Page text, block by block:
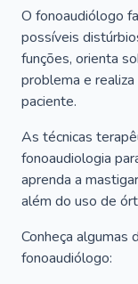
O fonoaudiólogo
possíveis
funções, orienta
problema e
paciente.
As técnicas
fonoaudiologia
aprenda a
além do uso de
Conheça algumas
fonoaudiólogo: